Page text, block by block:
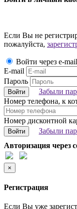
Если Вы не
пожалуйста,
Войти через e-mail
E-mail
Пароль
Войти
Забыли
Номер телефона, к
Номер дисконтной
Войти
Забыли
Авторизация через
×
Регистрация
Если Вы уже